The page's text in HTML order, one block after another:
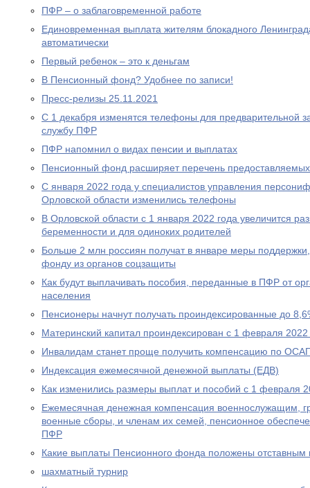
ПФР – о заблаговременной работе
Единовременная выплата жителям блокадного
автоматически
Первый ребенок – это к деньгам
В Пенсионный фонд? Удобнее по записи!
Пресс-релизы 25.11.2021
С 1 декабря изменятся телефоны для предварительной
службу ПФР
ПФР напомнил о видах пенсии и выплатах
Пенсионный фонд расширяет перечень
С января 2022 года у специалистов управления
Орловской области изменились телефоны
В Орловской области с 1 января 2022 года увеличится
беременности и для одиноких родителей
Больше 2 млн россиян получат в январе меры
фонду из органов соцзащиты
Как будут выплачивать пособия, переданные в ПФР от
населения
Пенсионеры начнут получать проиндексированные до
Материнский капитал проиндексирован с 1 февраля 2022
Инвалидам станет проще получить компенсацию по
Индексация ежемесячной денежной выплаты (ЕДВ)
Как изменились размеры выплат и пособий с 1 февраля
Ежемесячная денежная компенсация военнослужащим,
военные сборы, и членам их семей, пенсионное
ПФР
Какие выплаты Пенсионного фонда положены
шахматный турнир